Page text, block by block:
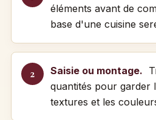
éléments avant de
base d'une cuisine
Saisie ou montage.
quantités pour garder
textures et les